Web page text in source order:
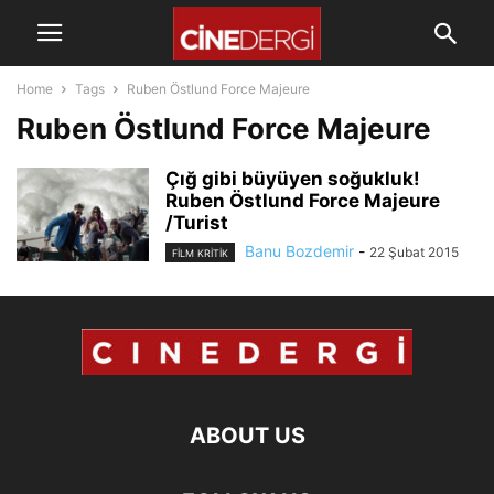
Home Tags Ruben Östlund Force Majeure
Ruben Östlund Force Majeure
Çığ gibi büyüyen soğukluk!
Ruben Östlund Force Majeure
/Turist
FILM KRITIK Banu Bozdemir - 22 Şubat 2015
ABOUT US